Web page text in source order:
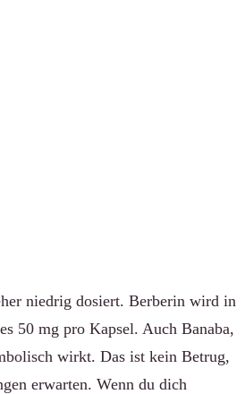
niedrig dosiert. Berberin wird in
50 mg pro Kapsel. Auch Banaba,
wirkt. Das ist kein Betrug,
erwarten. Wenn du dich